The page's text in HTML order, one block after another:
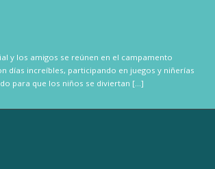
y los amigos se reúnen en el campamento
días increíbles, participando en juegos y niñerías
para que los niños se diviertan […]